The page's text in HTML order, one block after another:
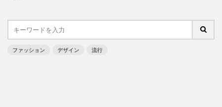
ファッション デザイン 流行